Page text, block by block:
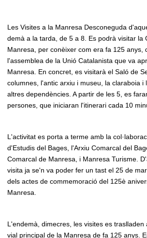
Les Visites a la Manresa Desconeguda
demà a la tarda, de 5 a 8. Es podrà visitar la
Manresa, per conèixer com era fa 125 anys,
l'assemblea de la Unió Catalanista que va
Manresa. En concret, es visitarà el Saló de
columnes, l'antic arxiu i museu, la claraboia i
altres dependències. A partir de les 5, es
persones, que iniciaran l'itinerari cada 10
L'activitat es porta a terme amb la
d'Estudis del Bages, l'Arxiu Comarcal del
Comarcal de Manresa, i Manresa Turisme.
visita ja se'n va poder fer un tast el 25 de
dels actes de commemoració del 125è
Manresa.
L'endemà, dimecres, les visites es traslladen
vial principal de la Manresa de fa 125 anys.